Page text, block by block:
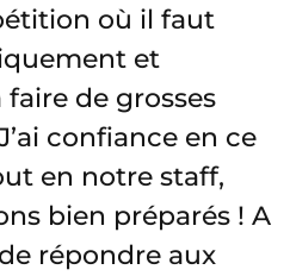
où il faut
et
de grosses
confiance en ce
en notre staff,
bien préparés ! A
répondre aux